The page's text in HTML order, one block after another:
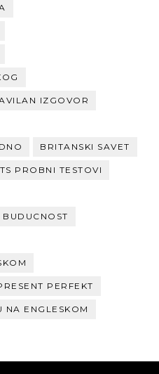
IZGOVOR
BRITANSKI SAVET
PROBNI TESTOVI
PERFEKT
NA ENGLESKOM